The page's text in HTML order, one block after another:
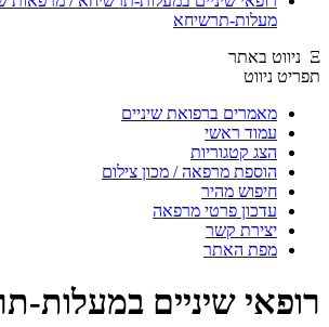
מעלות-תרשיחא
ניווט
מאמרים ברפואת שיניים
עמוד ראשי
הצג קטגוריות
הוספת מרפאה / מכון צילום
חיפוש מהיר
עדכון פרטי מרפאה
יצירת קשר
מפת האתר
שיניים במעלות-